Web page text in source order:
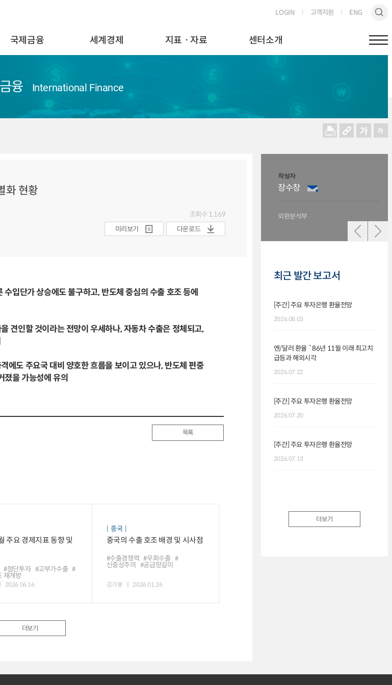
LOGIN 고객지원 ENG
국제금융 세계경제 지표ㆍ자료 센터소개
융 International Finance
화 현황
조회수 1,169
미리보기
다운로드
입단가 상승에도 불구하고, 반도체 중심의 수출 호조 등에
견인할 것이라는 전망이 우세하나, 자동차 수출은 정체되고,
에도 주요국 대비 양호한 흐름을 보이고 있으나, 반도체 편중
졌을 가능성에 유의
목록
주요 경제지표 동향 및
#첨단투자 #고부가수출 #
재개방
2026.06.16
중국
중국의 수출 호조 배경 및 시사점
#수출경쟁력 #우회수출 #
신중상주의 #공급망길이
김기봉 2026.01.26
더보기
작성자
장수창
외환분석부
최근 발간 보고서
[주간] 주요 투자은행 환율전망
2026.08.03
엔/달러 환율 `86년 11월 이래 최고치
급등과 해외시각
2026.07.22
[주간] 주요 투자은행 환율전망
2026.07.20
[주간] 주요 투자은행 환율전망
2026.07.13
더보기